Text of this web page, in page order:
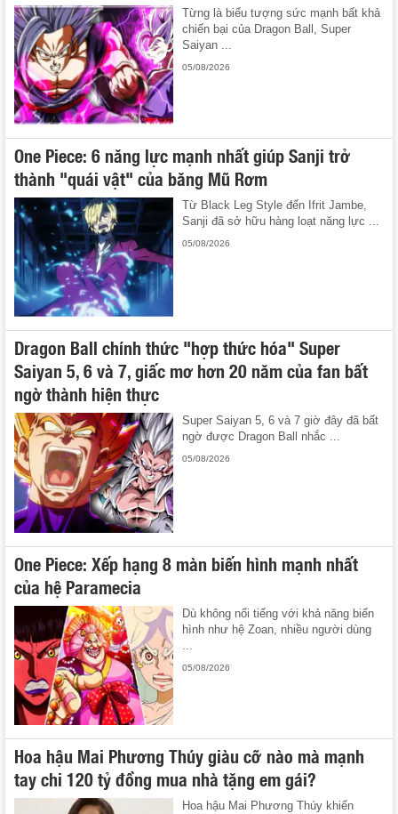
Từng là biểu tượng sức mạnh bất khả
chiến bại của Dragon Ball, Super
Saiyan ...
05/08/2026
One Piece: 6 năng lực mạnh nhất giúp Sanji trở
thành "quái vật" của băng Mũ Rơm
Từ Black Leg Style đến Ifrit Jambe,
Sanji đã sở hữu hàng loạt năng lực ...
05/08/2026
Dragon Ball chính thức "hợp thức hóa" Super
Saiyan 5, 6 và 7, giấc mơ hơn 20 năm của fan bất
ngờ thành hiện thực
Super Saiyan 5, 6 và 7 giờ đây đã bất
ngờ được Dragon Ball nhắc ...
05/08/2026
One Piece: Xếp hạng 8 màn biến hình mạnh nhất
của hệ Paramecia
Dù không nổi tiếng với khả năng biến
hình như hệ Zoan, nhiều người dùng
05/08/2026
Hoa hậu Mai Phương Thúy giàu cỡ nào mà mạnh
tay chi 120 tỷ đồng mua nhà tặng em gái?
Hoa hậu Mai Phương Thúy khiến